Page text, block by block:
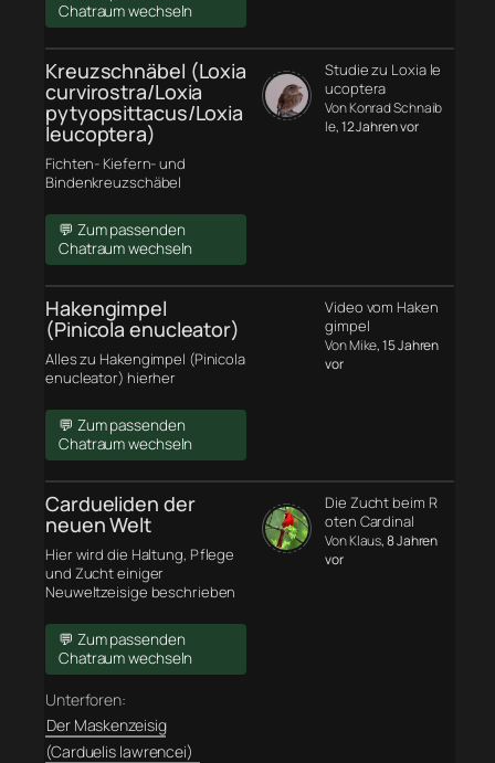
Chatraum wechseln
Kreuzschnäbel (Loxia
curvirostra/Loxia
pytyopsittacus/Loxia
leucoptera)
Fichten- Kiefern- und
Bindenkreuzschäbel
💬 Zum passenden
Chatraum wechseln
Studie zu Loxia le
ucoptera
Von Konrad Schnaib
le, 12 Jahren vor
Hakengimpel
(Pinicola enucleator)
Alles zu Hakengimpel (Pinicola
enucleator) hierher
💬 Zum passenden
Chatraum wechseln
Video vom Haken
gimpel
Von Mike, 15 Jahren
vor
Cardueliden der
neuen Welt
Hier wird die Haltung, Pflege
und Zucht einiger
Neuweltzeisige beschrieben
💬 Zum passenden
Chatraum wechseln
Unterforen:
Der Maskenzeisig
(Carduelis lawrencei)
Die Zucht beim R
oten Cardinal
Von Klaus, 8 Jahren
vor